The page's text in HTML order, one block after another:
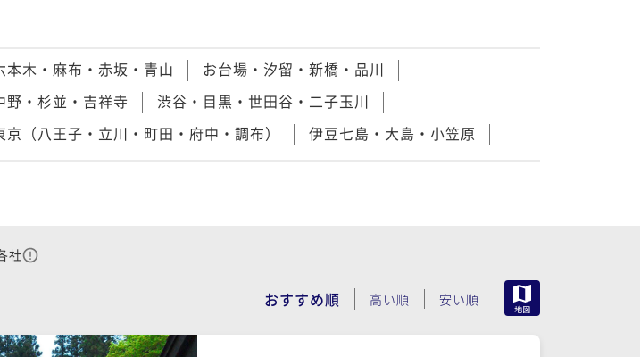
本木・麻布・赤坂・青山
お台場・汐留・新橋・品川
野・杉並・吉祥寺
渋谷・目黒・世田谷・二子玉川
京（八王子・立川・町田・府中・調布） 伊豆七島・大島・小笠原
社
おすすめ順 高い順 安い順